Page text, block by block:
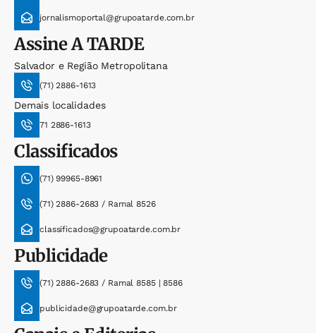
jornalismoportal@grupoatarde.com.br
AssineA TARDE
Salvador e Região Metropolitana
(71) 2886-1613
Demais localidades
71 2886-1613
Classificados
(71) 99965-8961
(71) 2886-2683 / Ramal 8526
classificados@grupoatarde.com.br
Publicidade
(71) 2886-2683 / Ramal 8585 | 8586
publicidade@grupoatarde.com.br